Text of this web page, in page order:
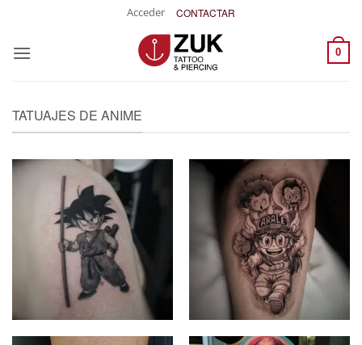
contenido
Acceder CONTACTAR
0
TATUAJES DE ANIME